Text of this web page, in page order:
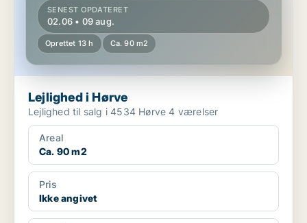
SENEST OPDATERET
02.06 • 09 aug.
Oprettet 13 h Ca. 90 m2
Lejlighed i Hørve
Lejlighed til salg i 4534 Hørve 4 værelser
Areal
Ca. 90 m2
Pris
Ikke angivet